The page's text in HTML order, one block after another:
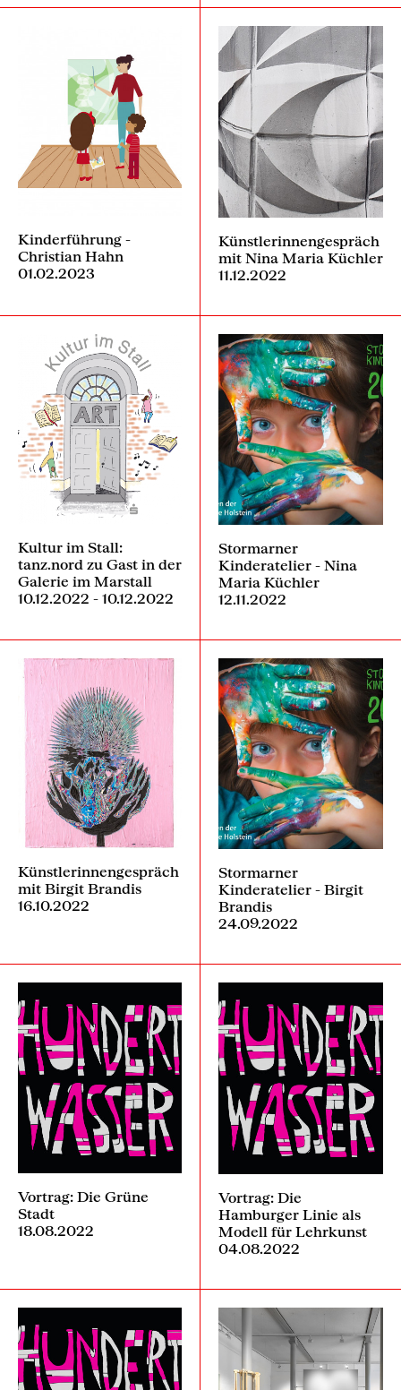
Kinderführung -
Christian Hahn
01.02.2023
Künstlerinnengespräch
mit Nina Maria Küchler
11.12.2022
Kultur im Stall:
tanz.nord zu Gast in der
Galerie im Marstall
10.12.2022 - 10.12.2022
Stormarner
Kinderatelier - Nina
Maria Küchler
12.11.2022
Künstlerinnengespräch
mit Birgit Brandis
16.10.2022
Stormarner
Kinderatelier - Birgit
Brandis
24.09.2022
Vortrag: Die Grüne
Stadt
18.08.2022
Vortrag: Die
Hamburger Linie als
Modell für Lehrkunst
04.08.2022